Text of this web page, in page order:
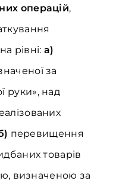
операцій,
рівні: а)
за
руки», над
перевищення
товарів
визначеною за